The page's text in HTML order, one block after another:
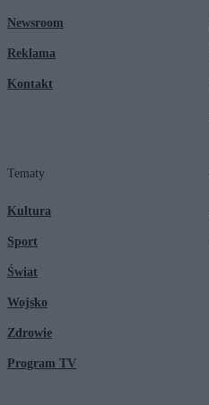
Newsroom
Reklama
Kontakt
Tematy
Kultura
Sport
Świat
Wojsko
Zdrowie
Program TV